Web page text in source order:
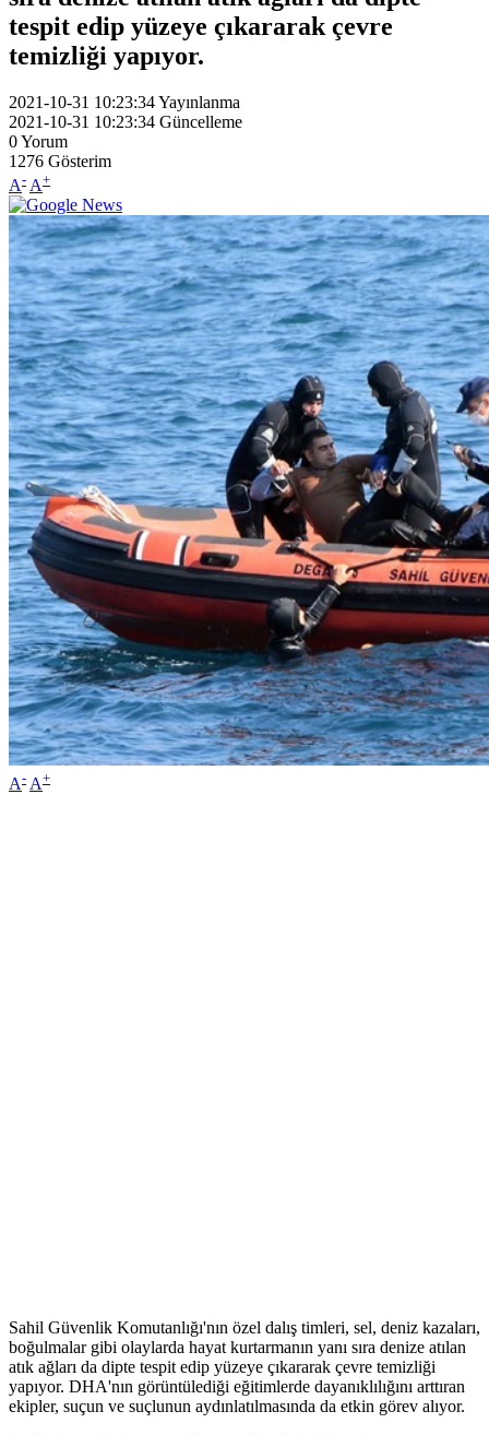
tespit edip yüzeye çıkararak çevre
temizliği yapıyor.
2021-10-31 10:23:34Yayınlanma
2021-10-31 10:23:34 Güncelleme
0Yorum
1276 Gösterim
A- A+
A- A+
Sahil Güvenlik Komutanlığı'nın özel dalış timleri, sel, deniz kazaları,
boğulmalar gibi olaylarda hayat kurtarmanın yanı sıra denize atılan
atık ağları da dipte tespit edip yüzeye çıkararak çevre temizliği
yapıyor. DHA'nın görüntülediği eğitimlerde dayanıklılığını arttıran
ekipler, suçun ve suçlunun aydınlatılmasında da etkin görev alıyor.